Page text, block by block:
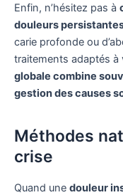
Enfin, n’hésitez pas à
douleurs
carie profonde ou
traitements adaptés
globale combine
gestion des causes
Méthodes
crise
Quand une douleur